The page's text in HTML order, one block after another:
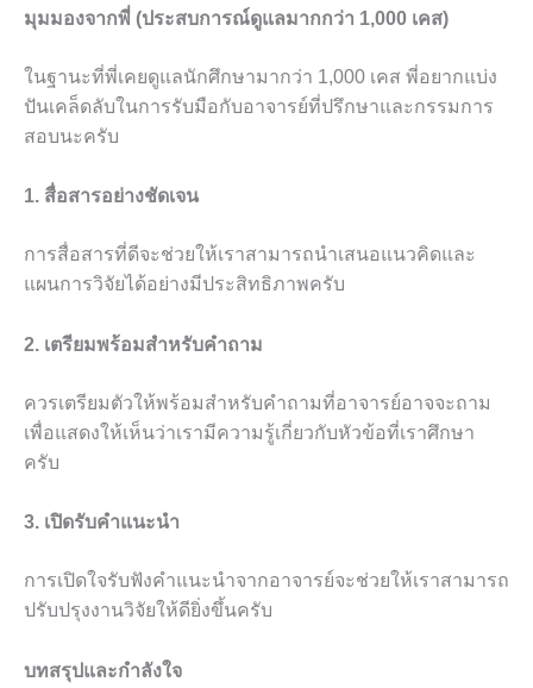
มุมมองจากพี่ (ประสบการณ์ดูแลมากกว่า 1,000 เคส)
ในฐานะที่พี่เคยดูแลนักศึกษามากว่า 1,000 เคส พี่อยากแบ่ง
ปันเคล็ดลับในการรับมือกับอาจารย์ที่ปรึกษาและกรรมการ
สอบนะครับ
1. สื่อสารอย่างชัดเจน
การสื่อสารที่ดีจะช่วยให้เราสามารถนำเสนอแนวคิดและ
แผนการวิจัยได้อย่างมีประสิทธิภาพครับ
2. เตรียมพร้อมสำหรับคำถาม
ควรเตรียมตัวให้พร้อมสำหรับคำถามที่อาจารย์อาจจะถาม
เพื่อแสดงให้เห็นว่าเรามีความรู้เกี่ยวกับหัวข้อที่เราศึกษา
ครับ
3. เปิดรับคำแนะนำ
การเปิดใจรับฟังคำแนะนำจากอาจารย์จะช่วยให้เราสามารถ
ปรับปรุงงานวิจัยให้ดียิ่งขึ้นครับ
บทสรุปและกำลังใจ